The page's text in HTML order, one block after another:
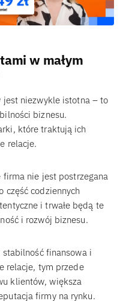
w małym
jest niezwykle istotna – to
biznesu.
które traktują ich
relacje.
firma nie jest postrzegana
część codziennych
i trwałe będą te
i rozwój biznesu.
finansowa i
relacje, tym przede
klientów, większa
firmy na rynku.